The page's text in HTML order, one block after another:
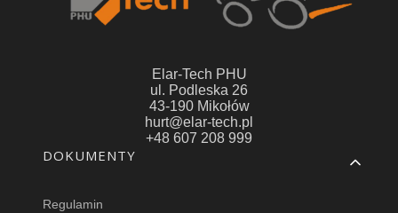
Elar-Tech PHU
ul. Podleska 26
43-190 Mikołów
hurt@elar-tech.pl
+48 607 208 999
Linki w stopce
DOKUMENTY
Regulamin